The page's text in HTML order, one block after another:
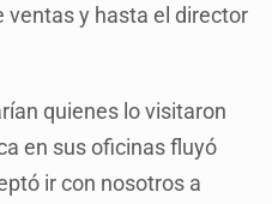
ventas y hasta el director
quienes lo visitaron
en sus oficinas fluyó
ir con nosotros a